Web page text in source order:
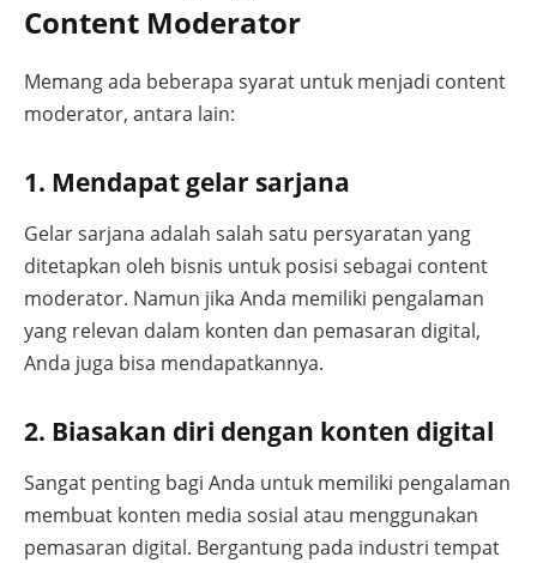
Content Moderator
Memang ada beberapa syarat untuk menjadi content
moderator, antara lain:
1. Mendapat gelar sarjana
Gelar sarjana adalah salah satu persyaratan yang
ditetapkan oleh bisnis untuk posisi sebagai content
moderator. Namun jika Anda memiliki pengalaman
yang relevan dalam konten dan pemasaran digital,
Anda juga bisa mendapatkannya.
2. Biasakan diri dengan konten digital
Sangat penting bagi Anda untuk memiliki pengalaman
membuat konten media sosial atau menggunakan
pemasaran digital. Bergantung pada industri tempat